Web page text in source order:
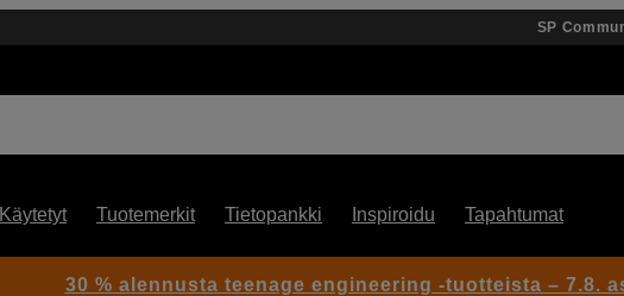
SP
Käytetyt Tuotemerkit Tietopankki Inspiroidu Tapahtumat
30 % alennusta teenage engineering -tuotteista – 7.8.